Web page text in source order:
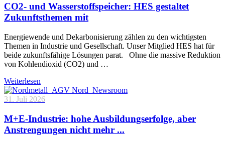
CO2- und Wasserstoffspeicher: HES gestaltet
Zukunftsthemen mit
Energiewende und Dekarbonisierung zählen zu den wichtigsten
Themen in Industrie und Gesellschaft. Unser Mitglied HES hat für
beide zukunftsfähige Lösungen parat. Ohne die massive Reduktion
von Kohlendioxid (CO2) und …
Weiterlesen
31. Juli 2026
M+E-Industrie: hohe Ausbildungserfolge, aber
Anstrengungen nicht mehr ...